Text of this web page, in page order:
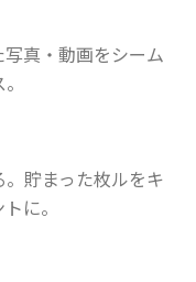
真・動画をシーム
貯まった枚ルをキ
に。